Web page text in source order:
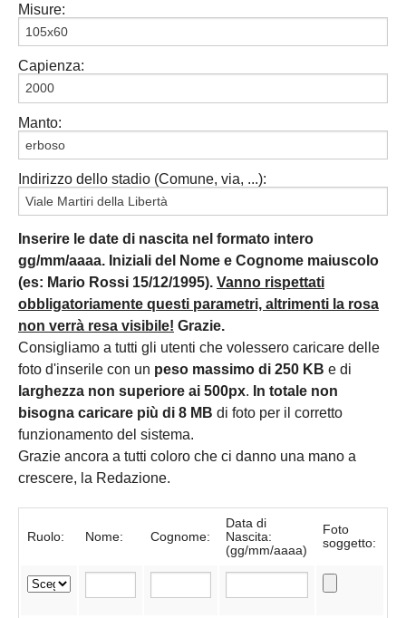
Misure:
Capienza:
Manto:
Indirizzo dello stadio (Comune, via, ...):
Inserire le date di nascita nel formato intero
gg/mm/aaaa. Iniziali del Nome e Cognome maiuscolo
(es: Mario Rossi 15/12/1995). Vanno rispettati
obbligatoriamente questi parametri, altrimenti la rosa
non verrà resa visibile! Grazie.
Consigliamo a tutti gli utenti che volessero caricare delle
foto d'inserile con un peso massimo di 250 KB e di
larghezza non superiore ai 500px. In totale non
bisogna caricare più di 8 MB di foto per il corretto
funzionamento del sistema.
Grazie ancora a tutti coloro che ci danno una mano a
crescere, la Redazione.
Ruolo: Nome: Cognome:
Data di
Nascita:
(gg/mm/aaaa)
Foto
soggetto: